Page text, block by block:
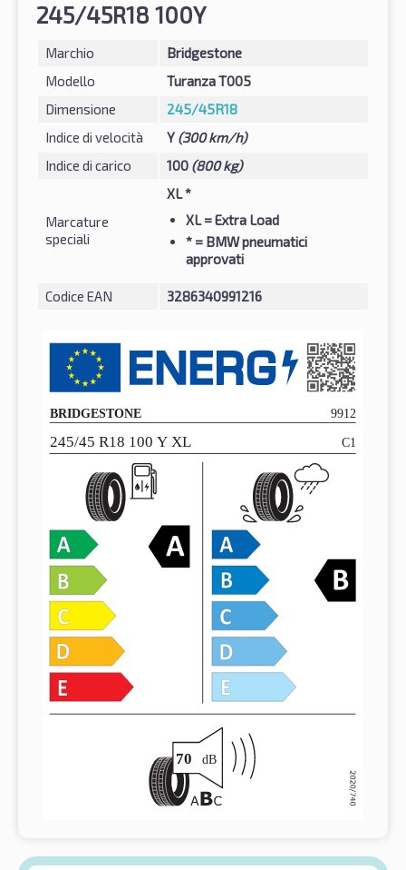
245/45R18 100Y
Marchio
Bridgestone
Modello
Turanza T005
Dimensione
245/45R18
Indice di velocità
Y (300 km/h)
Indice di carico
100 (800 kg)
Marcature
speciali
XL *
XL= Extra Load
* = BMW pneumatici
approvati
Codice EAN 3286340991216